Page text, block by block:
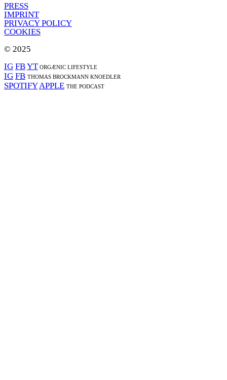
PRESS
IMPRINT
PRIVACY POLICY
COOKIES
© 2025
IG FBYTORGÆNIC LIFESTYLE
IG FB THOMAS BROCKMANN KNOEDLER
SPOTIFY APPLE THE PODCAST